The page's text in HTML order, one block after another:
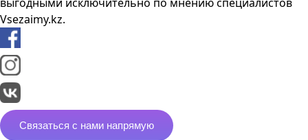
Vsezaimy.kz.
Связаться с нами напрямую